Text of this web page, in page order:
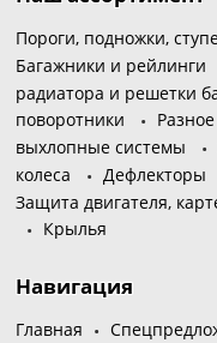
Пороги, подножки,
Багажники и рейлинги
радиатора и решетки
поворотники
Разное
выхлопные системы
колеса
Дефлекторы
Защита двигателя,
Крылья
Навигация
Главная